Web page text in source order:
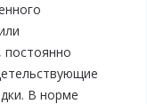
постоянно
В норме